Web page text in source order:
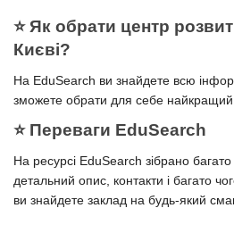
⭐️ Як обрати центр
Києві?
На EduSearch ви знайдете всю
зможете обрати для себе найкращий.
⭐️ Переваги EduSearch
На ресурсі EduSearch зібрано
детальний опис, контакти і багато
ви знайдете заклад на будь-який